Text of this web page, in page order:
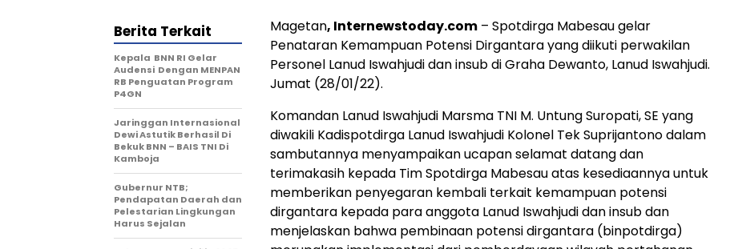
Magetan, Internewstoday.com – Spotdirga Mabesau gelar
Penataran Kemampuan Potensi Dirgantara yang diikuti perwakilan
Personel Lanud Iswahjudi dan insub di Graha Dewanto, Lanud Iswahjudi.
Jumat (28/01/22).
Komandan Lanud Iswahjudi Marsma TNI M. Untung Suropati, SE yang
diwakili Kadispotdirga Lanud Iswahjudi Kolonel Tek Suprijantono dalam
sambutannya menyampaikan ucapan selamat datang dan
terimakasih kepada Tim Spotdirga Mabesau atas kesediaannya untuk
memberikan penyegaran kembali terkait kemampuan potensi
dirgantara kepada para anggota Lanud Iswahjudi dan insub dan
menjelaskan bahwa pembinaan potensi dirgantara (binpotdirga)
Berita Terkait
Kepala BNN RI Gelar
Audensi Dengan MENPAN
RB Penguatan Program
P4GN
Jaringgan Internasional
Dewi Astutik Berhasil Di
Bekuk BNN – BAIS TNI Di
Kamboja
Gubernur NTB;
Pendapatan Daerah dan
Pelestarian Lingkungan
Harus Sejalan